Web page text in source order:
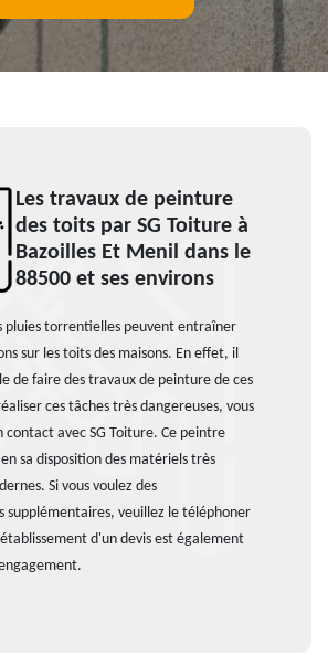
Les travaux de peinture
des toits par SG Toiture à
Bazoilles Et Menil dans le
88500 et ses environs
pluies torrentielles peuvent entraîner
sur les toits des maisons. En effet, il
de faire des travaux de peinture de ces
ces tâches très dangereuses, vous
contact avec SG Toiture. Ce peintre
sa disposition des matériels très
Si vous voulez des
supplémentaires, veuillez le téléphoner
d'un devis est également